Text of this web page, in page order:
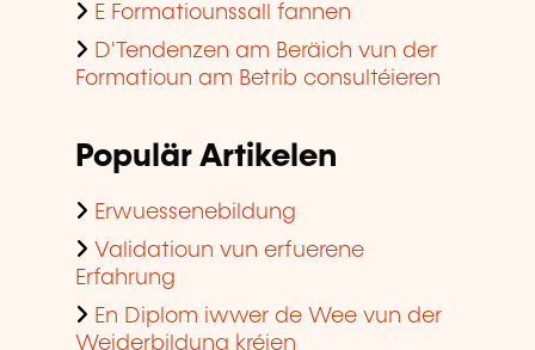
E Formatiounssall fannen
D'Tendenzen am Beräich vun der
Formatioun am Betrib consultéieren
Populär Artikelen
Erwuessenebildung
Validatioun vun erfuerene
Erfahrung
En Diplom iwwer de Wee vun der
Weiderbildung kréien